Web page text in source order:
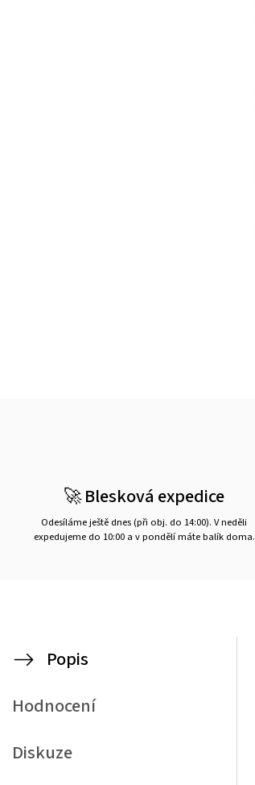
🚀 Blesková expedice
Odesíláme ještě dnes (při obj. do 14:00). V neděli
expedujeme do 10:00 a v pondělí máte balík doma.
Popis
Hodnocení
Diskuze